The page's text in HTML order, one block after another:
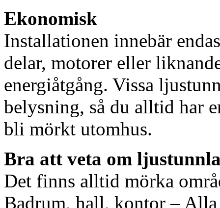
Ekonomisk
Installationen innebär
delar, motorer eller
energiåtgång. Vissa
belysning, så du alltid har
bli mörkt utomhus.
Bra att veta om
Det finns alltid mörka
Badrum, hall, kontor – Alla